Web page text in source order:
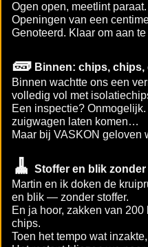
Ogen open, meetlint paraat.
Openingen van een
Genoteerd. Klaar om aan
🧱 Binnen: chips, chips,
Binnen wachtte ons een
volledig vol met
Een inspectie?
zuigwagen laten komen…
Maar bij VASKON geloven
🧹 Stoffer en blik
Martin en ik doken de
en blik — zonder stoffer.
En ja hoor, zakken van
chips.
Toen het tempo wat